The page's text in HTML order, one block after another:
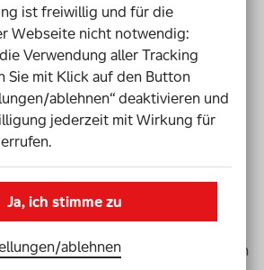
vorher nicht in
waren und die mich unterstützt
Krankenkasse immer mit markiert
haben.
durch Gang an die
der Krankenkasse hat so alles
hatte man dort zu mir gesagt:
passt, dann können Sie ja dagegen
ich mich, ehrlich gesagt, auch schon
ist freiwillig und für die
Webseite nicht notwendig:
Verwendung aller Tracking
Sie mit Klick auf den Button
ablehnen“ deaktivieren und
jederzeit mit Wirkung für
Ja, ich stimme zu
­ablehnen